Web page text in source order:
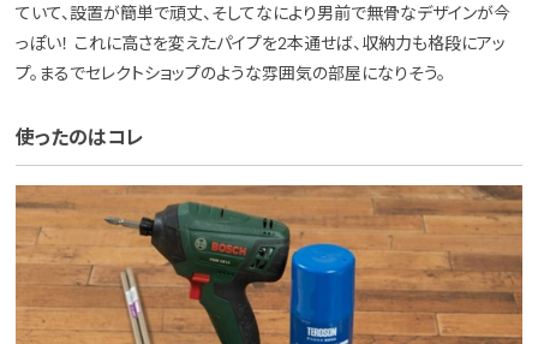
ていて、設置が簡単で頑丈、そしてなにより男前で無骨なデザインが今
っぽい！ これに高さを変えたパイプを2本通せば、収納力も格段にアッ
プ。まるでセレクトショップのような雰囲気の部屋になりそう。
使ったのはコレ